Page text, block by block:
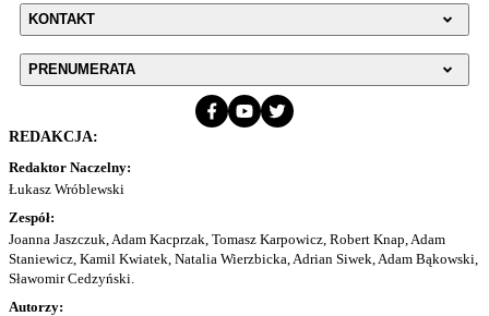
KONTAKT
PRENUMERATA
REDAKCJA:
Redaktor Naczelny:
Łukasz Wróblewski
Zespół:
Joanna Jaszczuk, Adam Kacprzak, Tomasz Karpowicz, Robert Knap, Adam
Staniewicz, Kamil Kwiatek, Natalia Wierzbicka, Adrian Siwek, Adam Bąkowski,
Sławomir Cedzyński.
Autorzy: